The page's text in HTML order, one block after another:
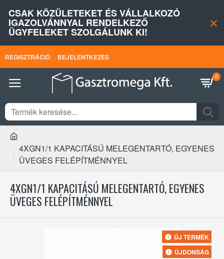
CSAK KÖZÜLETEKET ÉS VÁLLALKOZÓ
IGAZOLVÁNNYAL RENDELKEZŐ
ÜGYFELEKET SZOLGÁLUNK KI!
REGISZTRÁCIÓ BEJELENTKEZÉS
0
4XGN1/1 KAPACITÁSÚ MELEGENTARTÓ, EGYENES
ÜVEGES FELÉPÍTMÉNNYEL
4XGN1/1 KAPACITÁSÚ MELEGENTARTÓ, EGYENES
ÜVEGES FELÉPÍTMÉNNYEL
ÚJ TERMÉK
ÚJDONSÁG